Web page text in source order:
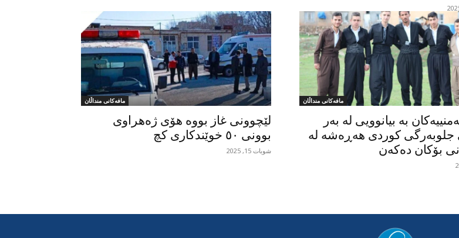
مافەکانی منداڵان
بە بیانوویی لە بەر
جلوبەرگی کوردی هەڕەشە لە
بۆکان دەکەن
مافەکانی منداڵان
لێچوونی غاز بووە هۆی ژەهراوی
بوونی ٥٠ خوێندکاری کچ
شوبات 15, 2025